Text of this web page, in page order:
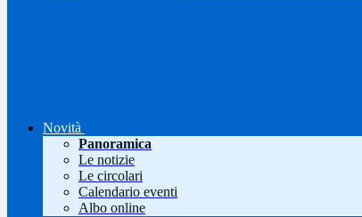
Novità
Panoramica
Le notizie
Le circolari
Calendario eventi
Albo online